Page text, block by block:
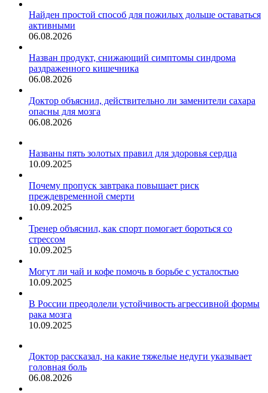
Найден простой способ для пожилых дольше оставаться
активными
06.08.2026
Назван продукт, снижающий симптомы синдрома
раздраженного кишечника
06.08.2026
Доктор объяснил, действительно ли заменители сахара
опасны для мозга
06.08.2026
Названы пять золотых правил для здоровья сердца
10.09.2025
Почему пропуск завтрака повышает риск
преждевременной смерти
10.09.2025
Тренер объяснил, как спорт помогает бороться со
стрессом
10.09.2025
Могут ли чай и кофе помочь в борьбе с усталостью
10.09.2025
В России преодолели устойчивость агрессивной формы
рака мозга
10.09.2025
Доктор рассказал, на какие тяжелые недуги указывает
головная боль
06.08.2026